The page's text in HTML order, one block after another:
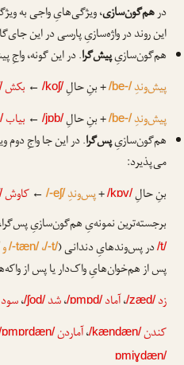
درهم‌گون‌سازی، ویژگی‌هایِ واجی به
این روند در واژه‌سازیِ پارسی در این
هم‌گون‌سازیِپیش‌گرا. در این گونه،
پیش‌وندِ/be-/+ بنِ حالِ/koʃ/
← بکش
پیش‌وندِ/be-/+ بنِ حالِ/jɒb/
← بیاب
هم‌گون‌سازیِپس‌گرا. در این جا واجِ دوم
می‌پذیرد:
بنِ حالِ/kɒv/
+پس‌وندِ/-eʃ/
←کاوش
برجسته‌ترین نمونه‌یِ هم‌گون‌سازیِ
/t/در پس‌وندهایِ دندانی (/-t/،/-tæn/و
پس از هم‌خوان‌هایِ واک‌دار یا پس از
زد /zæd/،آماد /ɒmɒd/،شد /ʃod/،سود
کندن/kændæn/،آماردنɒmɒrdæn/
ɒmiɣdæn/